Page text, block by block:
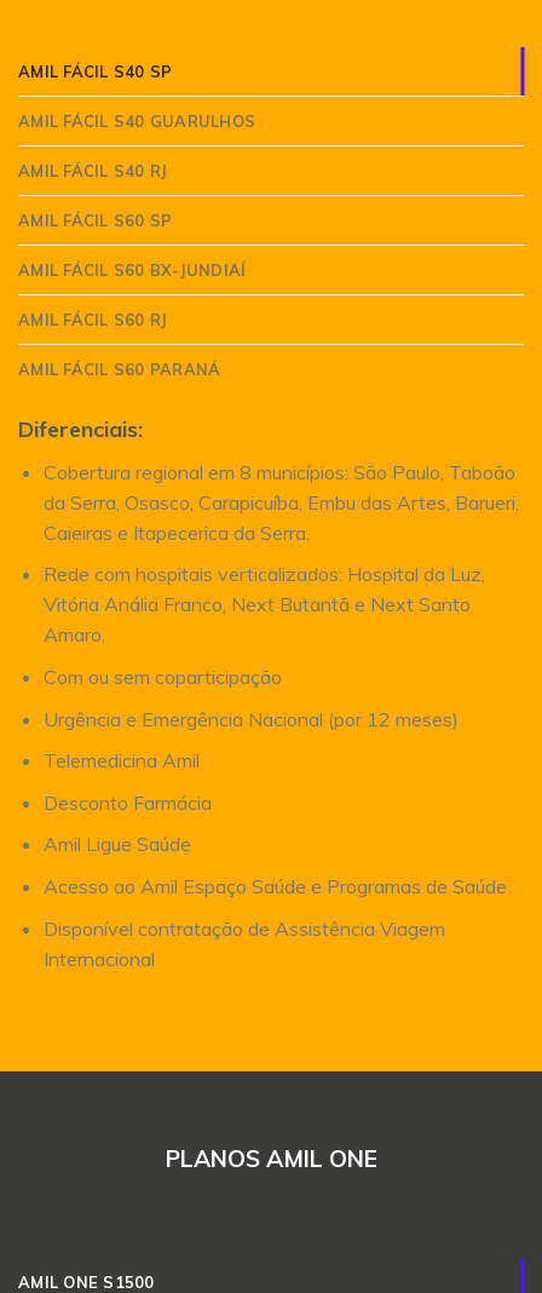
AMIL FÁCIL S40 SP
AMIL FÁCIL S40 GUARULHOS
AMIL FÁCIL S40 RJ
AMIL FÁCIL S60 SP
AMIL FÁCIL S60 BX-JUNDIAÍ
AMIL FÁCIL S60 RJ
AMIL FÁCIL S60 PARANÁ
Diferenciais:
Cobertura regional em 8 municípios: São Paulo, Taboão
da Serra, Osasco, Carapicuíba, Embu das Artes, Barueri,
Caieiras e Itapecerica da Serra.
Rede com hospitais verticalizados: Hospital da Luz,
Vitória Anália Franco, Next Butantã e Next Santo
Amaro.
Com ou sem coparticipação
Urgência e Emergência Nacional (por 12 meses)
Telemedicina Amil
Desconto Farmácia
Amil Ligue Saúde
Acesso ao Amil Espaço Saúde e Programas de Saúde
Disponível contratação de Assistência Viagem
Internacional
PLANOS AMIL ONE
AMIL ONE S1500